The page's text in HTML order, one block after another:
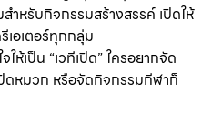
ำหรับกิจกรรมสร้างสรรค์ เปิดให้
เอเตอร์ทุกกลุ่ม
เป็น “เวทีเปิด” ใครอยากจัด
ดหมวก หรือจัดกิจกรรมกีฬาก็